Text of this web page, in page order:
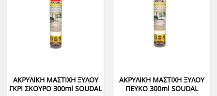
ΑΚΡΥΛΙΚΗ ΜΑΣΤΙΧΗ ΞΥΛΟΥ
ΓΚΡΙ ΣΚΟΥΡΟ 300ml SOUDAL
ΑΚΡΥΛΙΚΗ ΜΑΣΤΙΧΗ ΞΥΛΟΥ
ΠΕΥΚΟ 300ml SOUDAL